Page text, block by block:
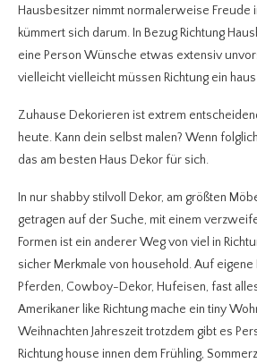
Hausbesitzer nimmt normalerweise Freude
kümmert sich darum. In Bezug Richtung
eine Person Wünsche etwas extensiv
vielleicht vielleicht müssen Richtung ein
Zuhause Dekorieren ist extrem
heute. Kann dein selbst malen? Wenn
das am besten Haus Dekor für sich.
In nur shabby stilvoll Dekor, am größten
getragen auf der Suche, mit einem
Formen ist ein anderer Weg von viel in
sicher Merkmale von household. Auf eigene
Pferden, Cowboy-Dekor, Hufeisen, fast
Amerikaner like Richtung mache ein tiny
Weihnachten Jahreszeit trotzdem gibt es
Richtung house innen dem Frühling,